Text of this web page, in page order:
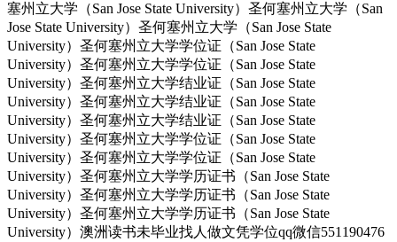
塞州立大学（San Jose State University）圣何塞州立大学（San
Jose State University）圣何塞州立大学（San Jose State
University）圣何塞州立大学学位证（San Jose State
University）圣何塞州立大学学位证（San Jose State
University）圣何塞州立大学结业证（San Jose State
University）圣何塞州立大学结业证（San Jose State
University）圣何塞州立大学结业证（San Jose State
University）圣何塞州立大学学位证（San Jose State
University）圣何塞州立大学学位证（San Jose State
University）圣何塞州立大学学历证书（San Jose State
University）圣何塞州立大学学历证书（San Jose State
University）圣何塞州立大学学历证书（San Jose State
University）澳洲读书未毕业找人做文凭学位qq微信551190476